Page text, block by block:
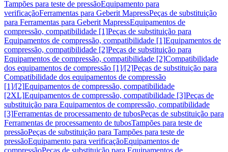
Tampões para teste de pressãoEquipamento para
verificaçãoFerramentas para Geberit MapressPeças de substituição
para Ferramentas para Geberit MapressEquipamentos de
compressão, compatibilidade [1]Peças de substituição para
Equipamentos de compressão, compatibilidade [1]Equipamentos de
compressão, compatibilidade [2]Peças de substituição para
Equipamentos de compressão, compatibilidade [2]Compatibilidade
dos equipamentos de compressão [1]/[2]Peças de substituição para
Compatibilidade dos equipamentos de compressão
[1]/[2]Equipamentos de compressão, compatibilidade
[2XL]Equipamentos de compressão, compatibilidade [3]Peças de
substituição para Equipamentos de compressão, compatibilidade
[3]Ferramentas de processamento de tubosPeças de substituição para
Ferramentas de processamento de tubosTampões para teste de
pressãoPeças de substituição para Tampões para teste de
pressãoEquipamento para verificaçãoEquipamentos de
compressãoPeças de substituição para Equipamentos de